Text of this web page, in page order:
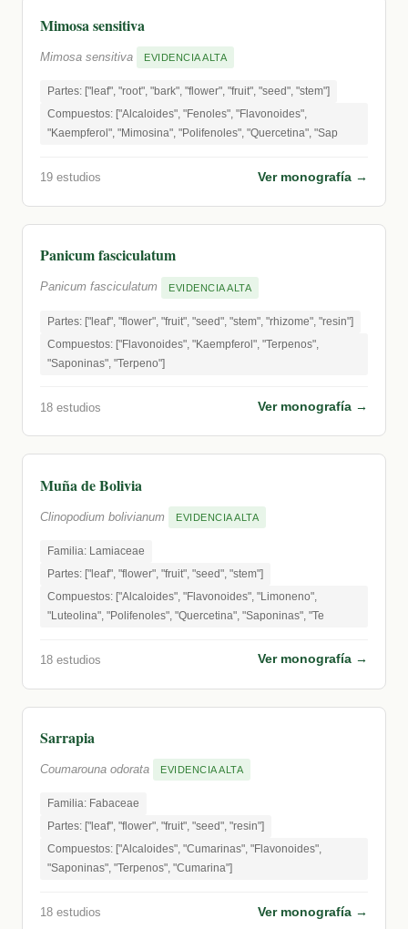
Mimosa sensitiva
Mimosa sensitiva EVIDENCIA ALTA
Partes: ["leaf", "root", "bark", "flower", "fruit", "seed", "stem"]
Compuestos: ["Alcaloides", "Fenoles", "Flavonoides",
"Kaempferol", "Mimosina", "Polifenoles", "Quercetina", "Sap
19 estudios Ver monografía →
Panicum fasciculatum
Panicum fasciculatum EVIDENCIA ALTA
Partes: ["leaf", "flower", "fruit", "seed", "stem", "rhizome", "resin"]
Compuestos: ["Flavonoides", "Kaempferol", "Terpenos",
"Saponinas", "Terpeno"]
18 estudios Ver monografía →
Muña de Bolivia
Clinopodium bolivianum EVIDENCIA ALTA
Familia: Lamiaceae
Partes: ["leaf", "flower", "fruit", "seed", "stem"]
Compuestos: ["Alcaloides", "Flavonoides", "Limoneno",
"Luteolina", "Polifenoles", "Quercetina", "Saponinas", "Te
18 estudios Ver monografía →
Sarrapia
Coumarouna odorata EVIDENCIA ALTA
Familia: Fabaceae
Partes: ["leaf", "flower", "fruit", "seed", "resin"]
Compuestos: ["Alcaloides", "Cumarinas", "Flavonoides",
"Saponinas", "Terpenos", "Cumarina"]
18 estudios Ver monografía →